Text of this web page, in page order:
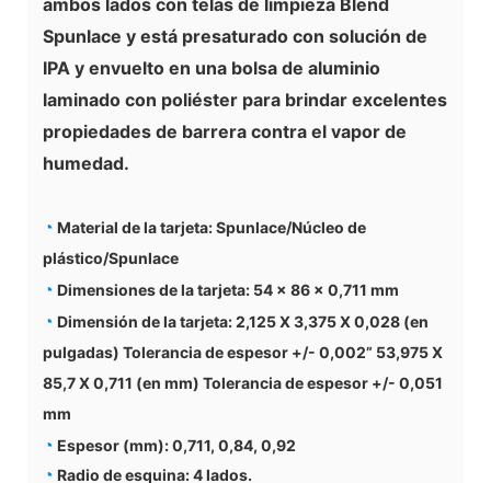
Spunlace y está presaturado con solución de
IPA y envuelto en una bolsa de aluminio
laminado con poliéster para brindar excelentes
propiedades de barrera contra el vapor de
humedad.
◔ Material de la tarjeta: Spunlace/Núcleo de
plástico/Spunlace
◔ Dimensiones de la tarjeta: 54 x 86 x 0,711 mm
◔ Dimensión de la tarjeta: 2,125 X 3,375 X 0,028 (en
pulgadas) Tolerancia de espesor +/- 0,002” 53,975 X
85,7 X 0,711 (en mm) Tolerancia de espesor +/- 0,051
mm
◔ Espesor (mm): 0,711, 0,84, 0,92
◔ Radio de esquina: 4 lados.